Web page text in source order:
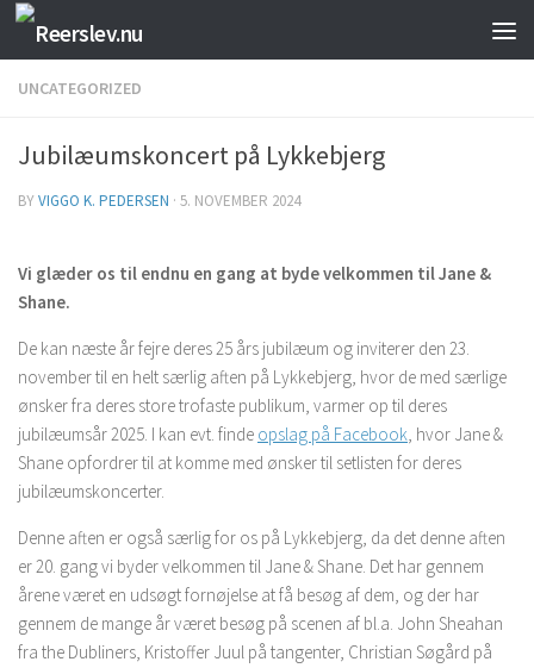
Skip to content
UNCATEGORIZED
Jubilæumskoncert på Lykkebjerg
BYVIGGO K. PEDERSEN · 5. NOVEMBER 2024
Vi glæder os til endnu en gang at byde velkommen til Jane &
Shane.
De kan næste år fejre deres 25 års jubilæum og inviterer den 23.
november til en helt særlig aften på Lykkebjerg, hvor de med særlige
ønsker fra deres store trofaste publikum, varmer op til deres
jubilæumsår 2025. I kan evt. finde opslag på Facebook, hvor Jane &
Shane opfordrer til at komme med ønsker til setlisten for deres
jubilæumskoncerter.
Denne aften er også særlig for os på Lykkebjerg, da det denne aften
er 20. gang vi byder velkommen til Jane & Shane. Det har gennem
årene været en udsøgt fornøjelse at få besøg af dem, og der har
gennem de mange år været besøg på scenen af bl.a. John Sheahan
fra the Dubliners, Kristoffer Juul på tangenter, Christian Søgård på